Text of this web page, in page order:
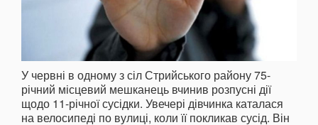
У червні в одному з сіл Стрийського району 75-
річний місцевий мешканець вчинив розпусні дії
щодо 11-річної сусідки. Увечері дівчинка каталася
на велосипеді по вулиці, коли її покликав сусід. Він